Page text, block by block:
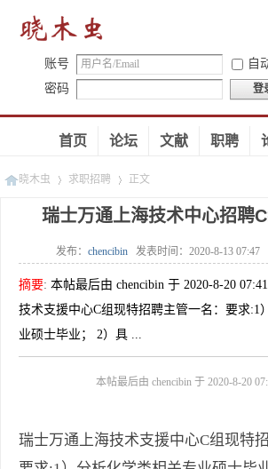
账号 自
密码
登
首页 论坛 文献 职聘
晓木虫 求职招聘
»
正文
瑞士万通上海技术中心招聘
发布： chencibin 发表时间： 2020-8-13 07:47
摘要: 本帖最后由 chencibin 于 2020-8-20
技术支援中心C组现特招聘主管一名：要求:1
业硕士毕业； 2）具 ...
本帖最后由 chencibin 于 2020-8-20
瑞士万通上海技术支援中心C组现特